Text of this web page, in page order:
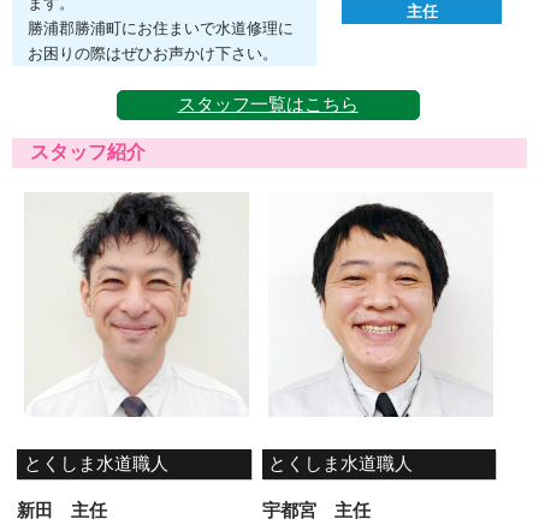
勝浦郡勝浦町にお住まいで水道修理に
お困りの際はぜひお声かけ下さい。
主任
スタッフ一覧はこちら
スタッフ紹介
とくしま水道職人
新田 主任
とくしま水道職人
宇都宮 主任